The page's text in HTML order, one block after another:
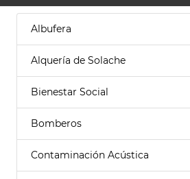
Albufera
Alquería de Solache
Bienestar Social
Bomberos
Contaminación Acústica